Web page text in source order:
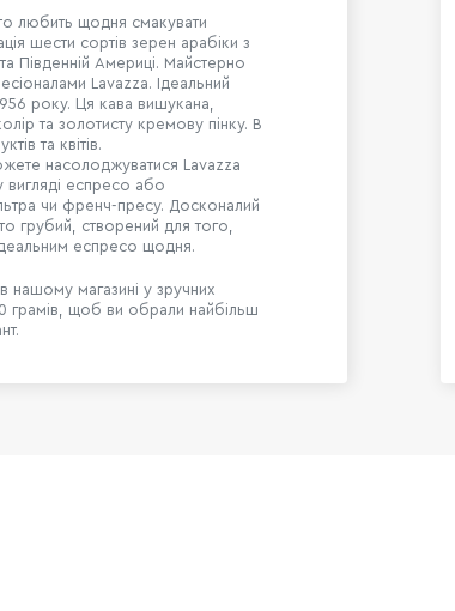
любить щодня смакувати
шести сортів зерен арабіки з
Південній Америці. Майстерно
Lavazza. Ідеальний
року. Ця кава вишукана,
та золотисту кремову пінку. В
та квітів.
насолоджуватися Lavazza
еспресо або
чи френч-пресу. Досконалий
грубий, створений для того,
еспресо щодня.
нашому магазині у зручних
грамів, щоб ви обрали найбільш